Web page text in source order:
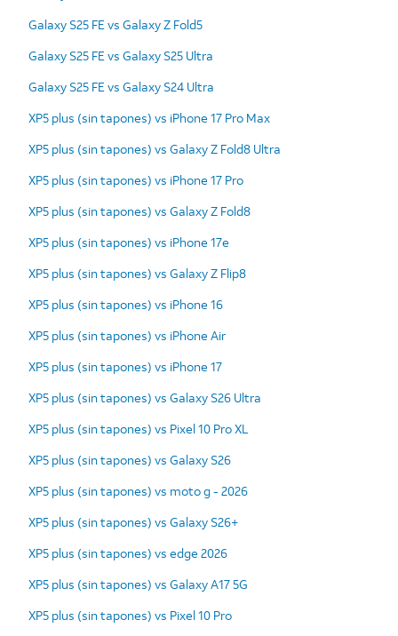
Galaxy S25 FE vs Galaxy Z Fold5
Galaxy S25 FE vs Galaxy S25 Ultra
Galaxy S25 FE vs Galaxy S24 Ultra
XP5 plus (sin tapones) vs iPhone 17 Pro Max
XP5 plus (sin tapones) vs Galaxy Z Fold8 Ultra
XP5 plus (sin tapones) vs iPhone 17 Pro
XP5 plus (sin tapones) vs Galaxy Z Fold8
XP5 plus (sin tapones) vs iPhone 17e
XP5 plus (sin tapones) vs Galaxy Z Flip8
XP5 plus (sin tapones) vs iPhone 16
XP5 plus (sin tapones) vs iPhone Air
XP5 plus (sin tapones) vs iPhone 17
XP5 plus (sin tapones) vs Galaxy S26 Ultra
XP5 plus (sin tapones) vs Pixel 10 Pro XL
XP5 plus (sin tapones) vs Galaxy S26
XP5 plus (sin tapones) vs moto g - 2026
XP5 plus (sin tapones) vs Galaxy S26+
XP5 plus (sin tapones) vs edge 2026
XP5 plus (sin tapones) vs Galaxy A17 5G
XP5 plus (sin tapones) vs Pixel 10 Pro